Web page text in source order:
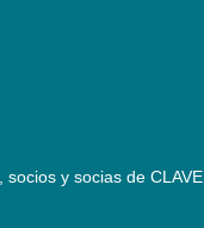
socios y socias de CLAVE